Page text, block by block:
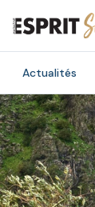
Actualités